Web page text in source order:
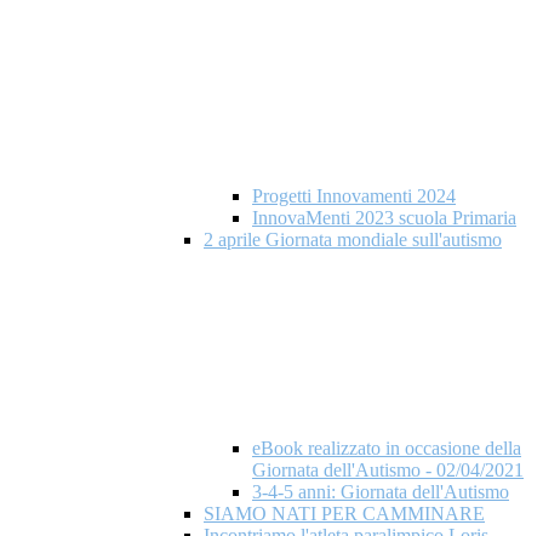
Progetti Innovamenti 2024
InnovaMenti 2023 scuola Primaria
2 aprile Giornata mondiale​ sull'autismo
eBook realizzato in occasione della
Giornata dell'Autismo - 02/04/2021
3-4-5 anni: Giornata dell'Autismo
SIAMO NATI PER CAMMINARE